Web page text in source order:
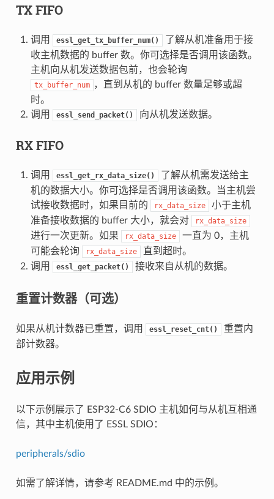
TX FIFO
调用 essl_get_tx_buffer_num()
了解从机准备用于接
收主机数据的 buffer 数。你可选择是否调用该函数。
主机向从机发送数据包前，也会轮询
tx_buffer_num ，直到从机的 buffer 数量足够或超
时。
调用
essl_send_packet() 向从机发送数据。
RX FIFO
调用 essl_get_rx_data_size()
了解从机需发送给主
机的数据大小。你可选择是否调用该函数。当主机尝
试接收数据时，如果目前的
rx_data_size
小于主机
准备接收数据的 buffer 大小，就会对
rx_data_size
进行一次更新。如果 rx_data_size
一直为 0，主机
可能会轮询
rx_data_size
直到超时。
调用
essl_get_packet() 接收来自从机的数据。
重置计数器（可选）
如果从机计数器已重置，调用 essl_reset_cnt()
重置内
部计数器。
应用示例
以下示例展示了 ESP32-C6 SDIO 主机如何与从机互相通
信，其中主机使用了 ESSL SDIO：
peripherals/sdio
如需了解详情，请参考 README.md 中的示例。